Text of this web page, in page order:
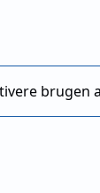
brugen